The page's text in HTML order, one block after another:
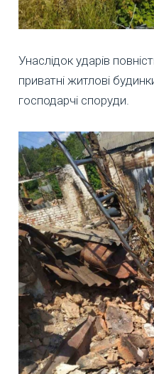
Унаслідок ударів
приватні житлові
господарчі споруди.